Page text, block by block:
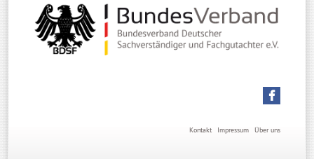
Über uns
Impressum
Kontakt